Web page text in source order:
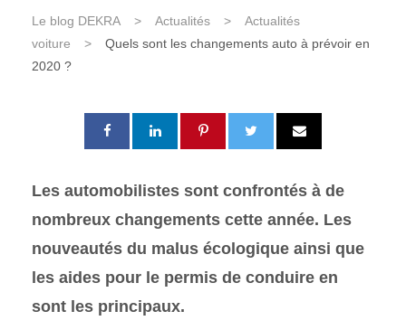
Le blog DEKRA > Actualités >
Actualités
voiture
>
Quels sont les changements auto à prévoir en
2020 ?
Les automobilistes sont confrontés à de
nombreux changements cette année. Les
nouveautés du malus écologique ainsi que
les aides pour le permis de conduire en
sont les principaux.